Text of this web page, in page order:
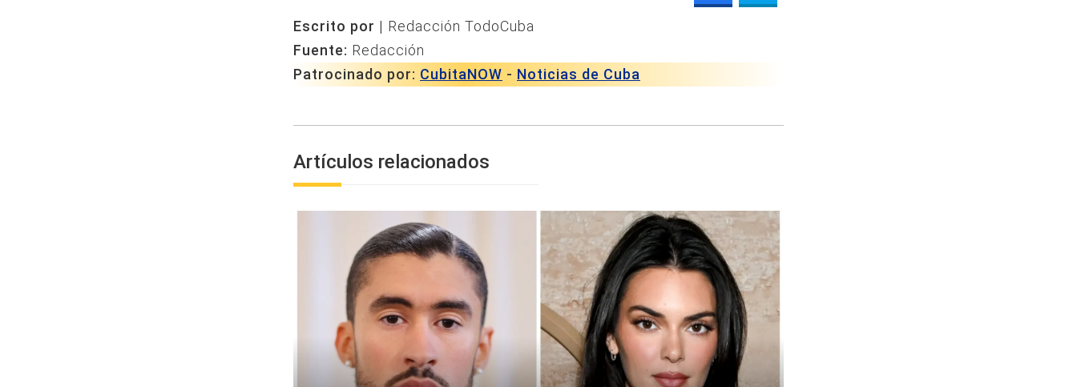
Escrito por | Redacción TodoCuba
Fuente: Redacción
Patrocinado por: CubitaNOW - Noticias de Cuba
Artículos relacionados